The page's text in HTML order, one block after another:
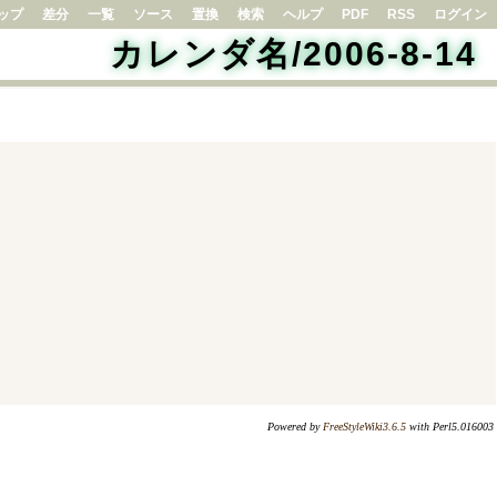
プ 差分 一覧 ソース 置換 検索 ヘルプ PDF RSS ログイン
カレンダ名/2006-8-14
Powered by FreeStyleWiki3.6.5 with Perl5.016003